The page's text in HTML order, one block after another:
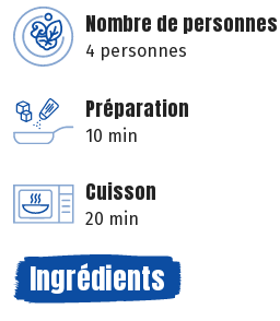
Nombre de personnes
4 personnes
Préparation
10 min
Cuisson
20 min
Ingrédients